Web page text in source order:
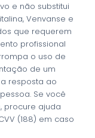
e não substitui
Venvanse e
que requerem
profissional
o uso de
de um
resposta ao
Se você
procure ajuda
(188) em caso